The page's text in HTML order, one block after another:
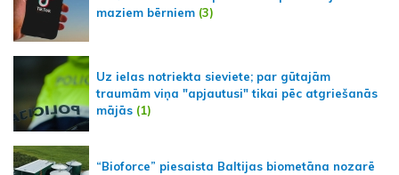
maziem bērniem (3)
Uz ielas notriekta sieviete; par gūtajām
traumām viņa "apjautusi" tikai pēc atgriešanās
mājās (1)
“Bioforce” piesaista Baltijas biometāna nozarē